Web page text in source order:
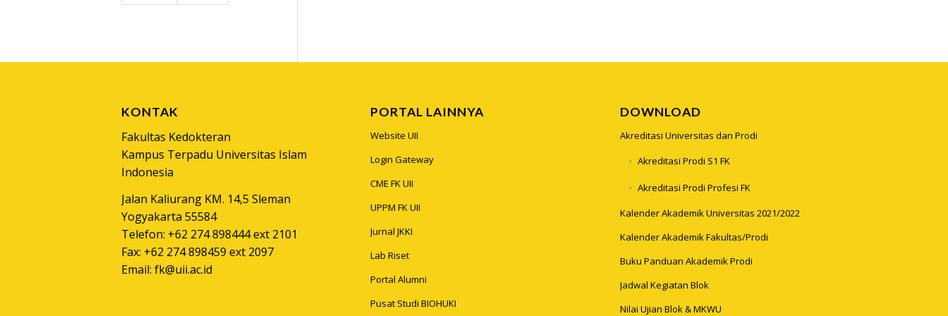
KONTAK
Fakultas Kedokteran
Kampus Terpadu Universitas Islam
Indonesia
Jalan Kaliurang KM. 14,5 Sleman
Yogyakarta 55584
Telefon: +62 274 898444 ext 2101
Fax: +62 274 898459 ext 2097
Email: fk@uii.ac.id
PORTAL LAINNYA
Website UII
Login Gateway
CME FK UII
UPPM FK UII
Jurnal JKKI
Lab Riset
Portal Alumni
Pusat Studi BIOHUKI
DOWNLOAD
Akreditasi Universitas dan Prodi
Akreditasi Prodi S1 FK
Akreditasi Prodi Profesi FK
Kalender Akademik Universitas 2021/2022
Kalender Akademik Fakultas/Prodi
Buku Panduan Akademik Prodi
Jadwal Kegiatan Blok
Nilai Ujian Blok & MKWU